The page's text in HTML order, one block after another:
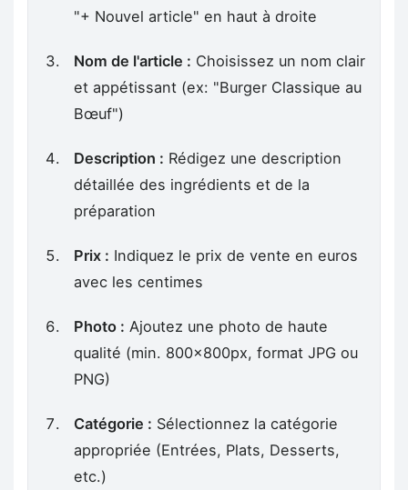
"+ Nouvel article" en haut à droite
Nom de l'article : Choisissez un nom clair
et appétissant (ex: "Burger Classique au
Bœuf")
Description : Rédigez une description
détaillée des ingrédients et de la
préparation
Prix : Indiquez le prix de vente en euros
avec les centimes
Photo : Ajoutez une photo de haute
qualité (min. 800x800px, format JPG ou
PNG)
Catégorie : Sélectionnez la catégorie
appropriée (Entrées, Plats, Desserts,
etc.)